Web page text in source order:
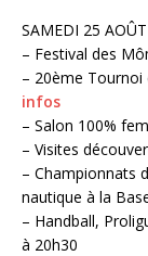
SAMEDI 25
– Festival des
– 20ème Tournoi
infos
– Salon 100%
– Visites
– Championnats
nautique à la
– Handball,
à 20h30